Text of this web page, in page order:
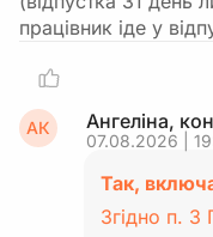
працівник іде у
АК Ангеліна,
07.08.2026 |
Так,
Згідно п. 3